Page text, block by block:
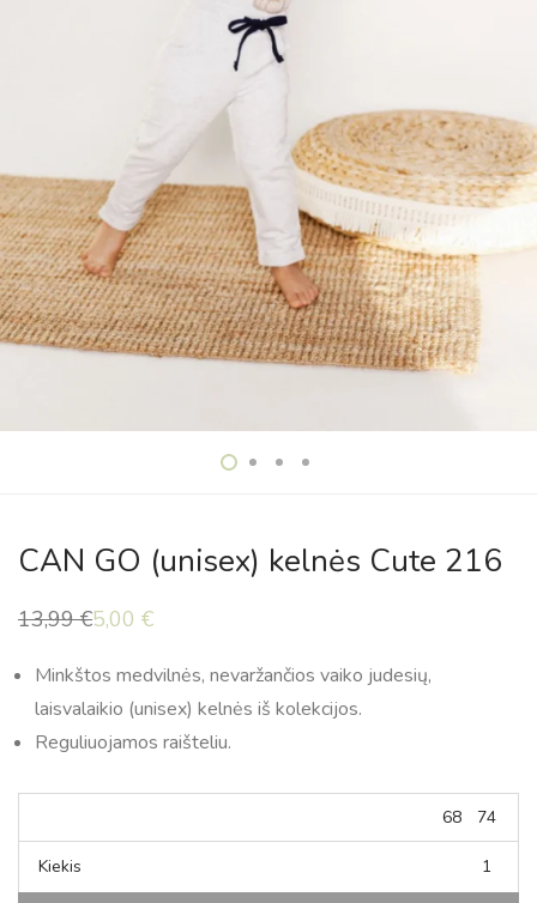
CAN GO (unisex) kelnės Cute 216
13,99€
Original
13,99 €.
5,00 €
Current
5,00 €.
Minkštos medvilnės, nevaržančios vaiko judesių,
laisvalaikio (unisex) kelnės iš kolekcijos.
Reguliuojamos raišteliu.
68 74
Kiekis